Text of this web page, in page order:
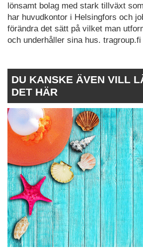
lönsamt bolag med stark tillväxt
har huvudkontor i Helsingfors och
förändra det sätt på vilket man
och underhåller sina hus. tragroup.fi
DU KANSKE ÄVEN VILL
DET HÄR